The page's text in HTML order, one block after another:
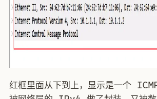
红框里面从下到上，显示是一个